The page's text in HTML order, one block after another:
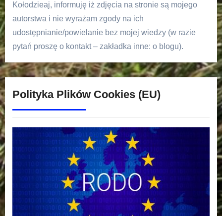
Kołodzieaj, informuję iż zdjęcia na stronie są mojego
autorstwa i nie wyrażam zgody na ich
udostępnianie/powielanie bez mojej wiedzy (w razie
pytań proszę o kontakt – zakładka inne: o blogu).
Polityka Plików Cookies (EU)